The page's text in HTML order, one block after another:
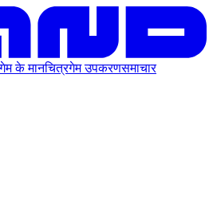
गेम के मानचित्रगेम उपकरणसमाचार